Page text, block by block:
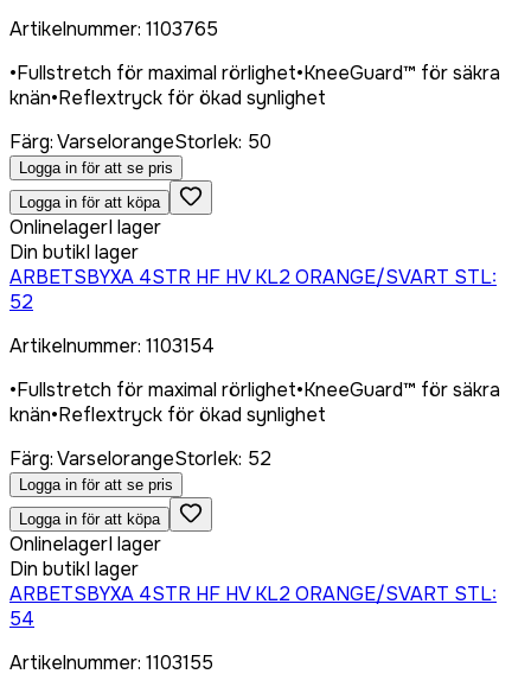
Artikelnummer: 1103765
•Fullstretch för maximal rörlighet•KneeGuard™ för säkra
knän•Reflextryck för ökad synlighet
Färg:VarselorangeStorlek: 50
Logga in för att se pris
Logga in för att köpa
OnlinelagerI lager
Din butikI lager
ARBETSBYXA 4STR HF HV KL2 ORANGE/SVART STL:
52
Artikelnummer: 1103154
•Fullstretch för maximal rörlighet•KneeGuard™ för säkra
knän•Reflextryck för ökad synlighet
Färg:VarselorangeStorlek: 52
Logga in för att se pris
Logga in för att köpa
OnlinelagerI lager
Din butikI lager
ARBETSBYXA 4STR HF HV KL2 ORANGE/SVART STL:
54
Artikelnummer: 1103155